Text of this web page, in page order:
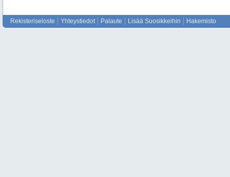
Rekisteriseloste Yhteystiedot Palaute Lisää Suosikkeihin Hakemisto